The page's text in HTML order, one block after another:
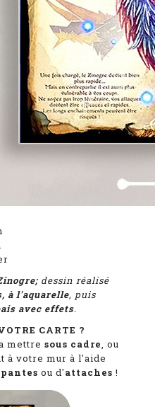
dessin réalisé
à l'aquarelle, puis
avec effets.
CARTE ?
mettre sous cadre, ou
à votre mur à l'aide
ou d'attaches !